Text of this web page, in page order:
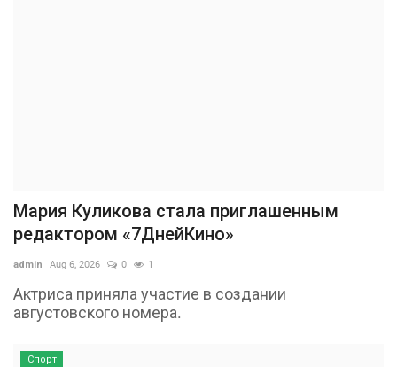
Мария Куликова стала приглашенным
редактором «7ДнейКино»
admin Aug 6, 2026 0 1
Актриса приняла участие в создании
августовского номера.
Спорт